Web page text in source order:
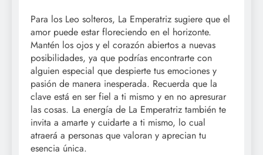
Para los Leo solteros, La Emperatriz sugiere que el
amor puede estar floreciendo en el horizonte.
Mantén los ojos y el corazón abiertos a nuevas
posibilidades, ya que podrías encontrarte con
alguien especial que despierte tus emociones y
pasión de manera inesperada. Recuerda que la
clave está en ser fiel a ti mismo y en no apresurar
las cosas. La energía de La Emperatriz también te
invita a amarte y cuidarte a ti mismo, lo cual
atraerá a personas que valoran y aprecian tu
esencia única.